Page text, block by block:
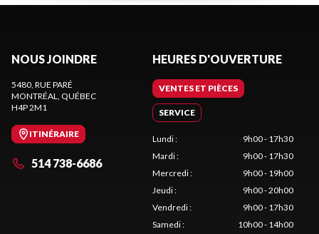
NOUS JOINDRE
5480, RUE PARÉ
MONTRÉAL
, QUÉBEC
H4P 2M1
ITINÉRAIRE
514 738-6686
HEURES D'OUVERTURE
VENTES ET PIÈCES
SERVICE
Lundi:
9h00 - 17h30
Mardi:
9h00 - 17h30
Mercredi:
9h00 - 19h00
Jeudi:
9h00 - 20h00
Vendredi:
9h00 - 17h30
Samedi: 10h00 - 14h00